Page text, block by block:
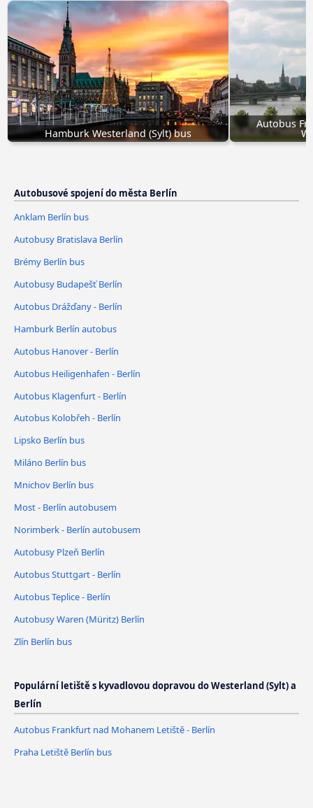
Hamburk Westerland (Sylt) bus
Autobus
Autobusové spojení do města Berlín
Anklam Berlín bus
Autobusy Bratislava Berlín
Brémy Berlín bus
Autobusy Budapešť Berlín
Autobus Drážďany - Berlín
Hamburk Berlín autobus
Autobus Hanover - Berlín
Autobus Heiligenhafen - Berlín
Autobus Klagenfurt - Berlín
Autobus Kolobřeh - Berlín
Lipsko Berlín bus
Miláno Berlín bus
Mnichov Berlín bus
Most - Berlín autobusem
Norimberk - Berlín autobusem
Autobusy Plzeň Berlín
Autobus Stuttgart - Berlín
Autobus Teplice - Berlín
Autobusy Waren (Müritz) Berlín
Zlín Berlín bus
Populární letiště s kyvadlovou dopravou do Westerland (Sylt) a
Berlín
Autobus Frankfurt nad Mohanem Letiště - Berlín
Praha Letiště Berlín bus